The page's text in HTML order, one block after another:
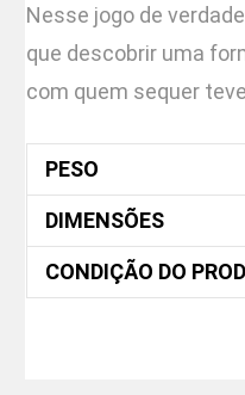
Nesse jogo de
que descobrir uma
com quem sequer
PESO
DIMENSÕES
CONDIÇÃO DO